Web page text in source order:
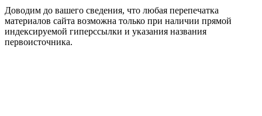
Доводим до вашего сведения, что любая перепечатка
материалов сайта возможна только при наличии прямой
индексируемой гиперссылки и указания названия
первоисточника.